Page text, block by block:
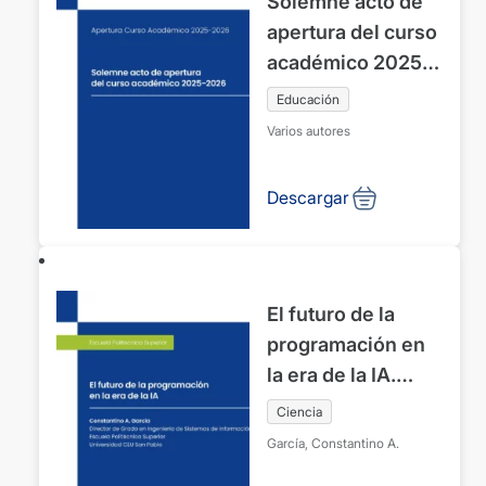
Festividad de San
Vicente Ferrer.
Abril de 2026.
Facultad de
Empresariales
apertura del curso
académico 2025-
2026. Universidad
CEU Fernando III.
Educación
Varios autores
Descargar
El futuro de la
programación en
la era de la IA.
Festividad de San
José. Marzo de
Ciencia
García, Constantino A.